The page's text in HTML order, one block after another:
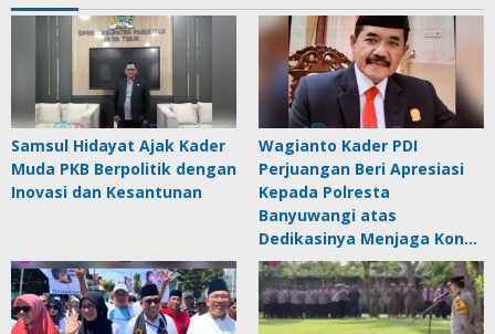
Samsul Hidayat Ajak Kader
Muda PKB Berpolitik dengan
Inovasi dan Kesantunan
Wagianto Kader PDI
Perjuangan Beri Apresiasi
Kepada Polresta
Banyuwangi atas
Dedikasinya Menjaga Kon…